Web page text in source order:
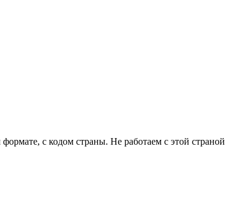
с кодом страны. Не работаем с этой страной